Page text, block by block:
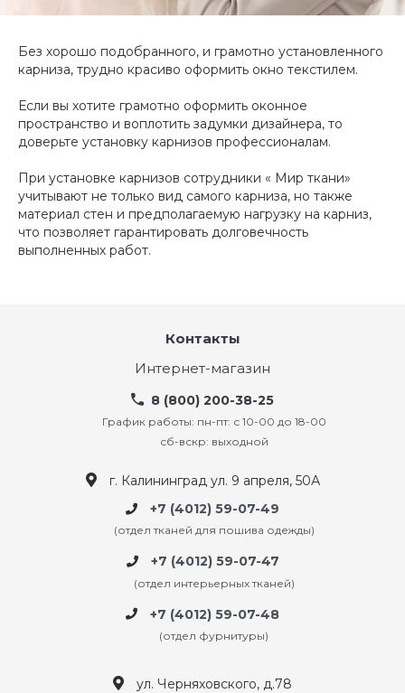
Без хорошо подобранного, и грамотно установленного
карниза, трудно красиво оформить окно текстилем.
Если вы хотите грамотно оформить оконное
пространство и воплотить задумки дизайнера, то
доверьте установку карнизов профессионалам.
При установке карнизов сотрудники « Мир ткани»
учитывают не только вид самого карниза, но также
материал стен и предполагаемую нагрузку на карниз,
что позволяет гарантировать долговечность
выполненных работ.
Контакты
Интернет-магазин
8 (800) 200-38-25
График работы: пн-пт: с 10-00 до 18-00
сб-вскр: выходной
г. Калининград ул. 9 апреля, 50А
+7 (4012) 59-07-49
(отдел тканей для пошива одежды)
+7 (4012) 59-07-47
(отдел интерьерных тканей)
+7 (4012) 59-07-48
(отдел фурнитуры)
ул. Черняховского, д.78